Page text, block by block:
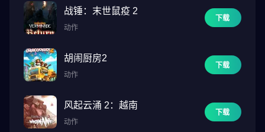
战锤：末世鼠疫 2
动作
下载
胡闹厨房2
动作
下载
风起云涌 2：越南
动作
下载